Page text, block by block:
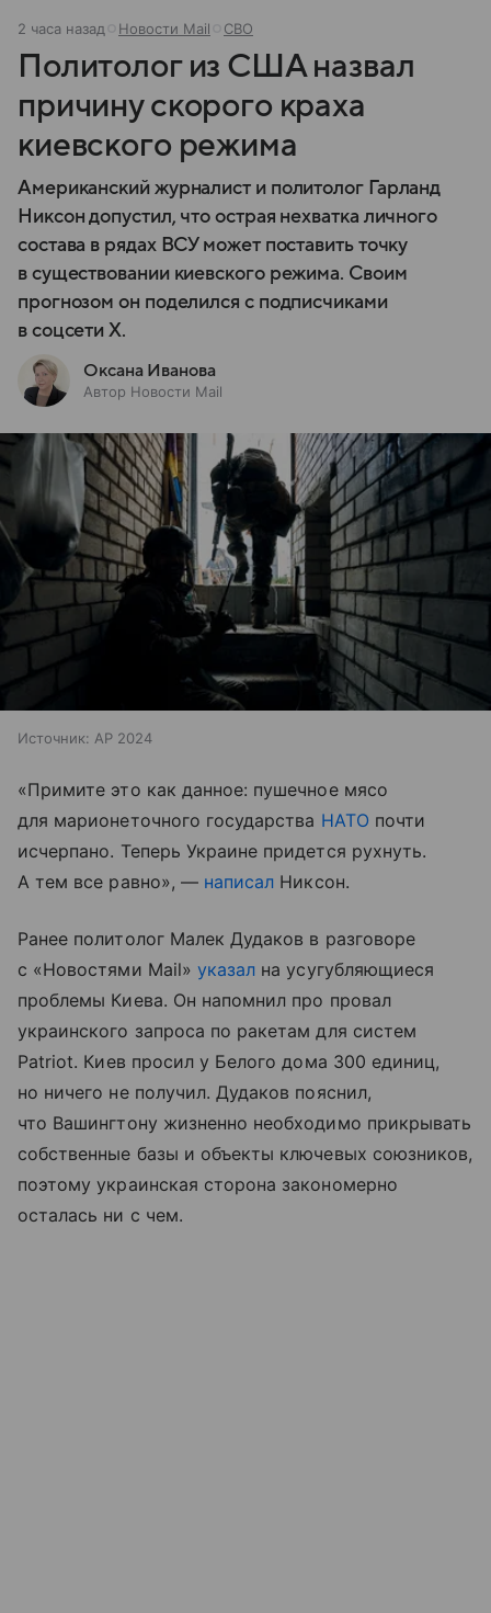
2 часа назад Новости Mail СВО
Политолог из США назвал
причину скорого краха
киевского режима
Американский журналист и политолог Гарланд
Никсон допустил, что острая нехватка личного
состава в рядах ВСУ может поставить точку
в существовании киевского режима. Своим
прогнозом он поделился с подписчиками
в соцсети X.
Оксана Иванова
Автор Новости Mail
Источник: AP 2024
«Примите это как данное: пушечное мясо
для марионеточного государства НАТО почти
исчерпано. Теперь Украине придется рухнуть.
А тем все равно», — написал Никсон.
Ранее политолог Малек Дудаков в разговоре
с «Новостями Mail» указал на усугубляющиеся
проблемы Киева. Он напомнил про провал
украинского запроса по ракетам для систем
Patriot. Киев просил у Белого дома 300 единиц,
но ничего не получил. Дудаков пояснил,
что Вашингтону жизненно необходимо прикрывать
собственные базы и объекты ключевых союзников,
поэтому украинская сторона закономерно
осталась ни с чем.